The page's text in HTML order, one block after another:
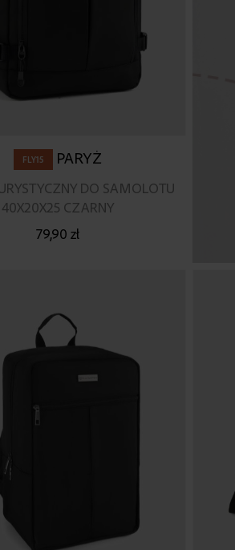
FLY15 PARYŻ
DO SAMOLOTU
40X20X25 CZARNY
79,90 zł